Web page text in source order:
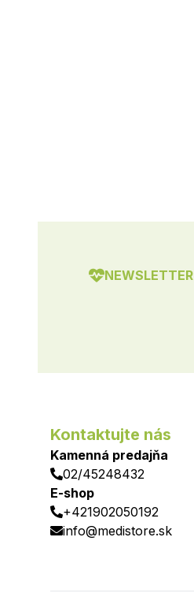
NEWSLETTER
Kontaktujte nás
Kamenná predajňa
02/45248432
E-shop
+421902050192
info@medistore.sk